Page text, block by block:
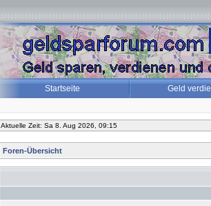
Startseite Geld
Aktuelle Zeit: Sa 8. Aug 2026, 09:15
Foren-Übersicht